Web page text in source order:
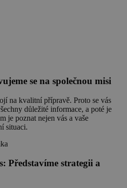
se na společnou misi
na kvalitní přípravě. Proto se vás
důležité informace, a poté je
je poznat nejen vás a vaše
situaci.
Představíme strategii a